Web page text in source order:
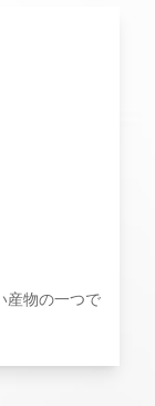
産物の一つで